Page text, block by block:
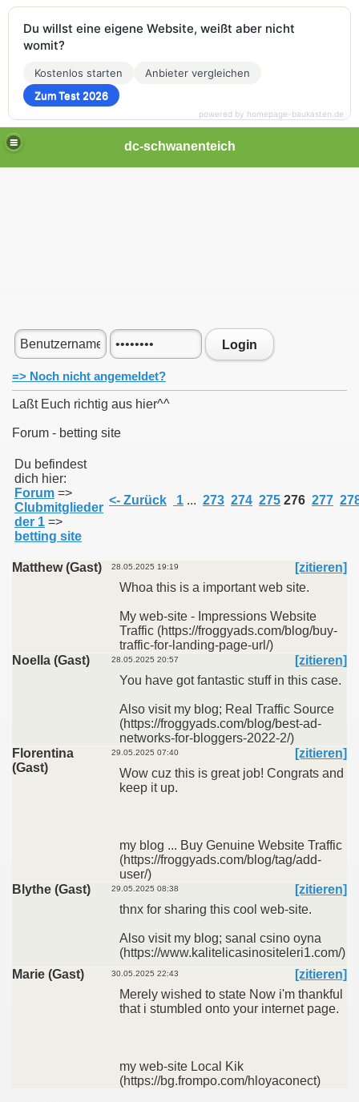
dc-schwanenteich
Login
=> Noch nicht angemeldet?
Laßt Euch richtig aus hier^^
Forum - betting site
Du befindest
dich hier:
Forum =>
Clubmitglieder
der 1 =>
betting site
<- Zurück 1 ... 273 274 275 276 277
Matthew (Gast) 28.05.2025 19:19
[zitieren]
Whoa this is a important web site.
My web-site - Impressions Website
Traffic (https://froggyads.com/blog/buy-
traffic-for-landing-page-url/)
Noella (Gast)
28.05.2025 20:57
[zitieren]
You have got fantastic stuff in this case.
Also visit my blog; Real Traffic Source
(https://froggyads.com/blog/best-ad-
networks-for-bloggers-2022-2/)
Florentina
(Gast)
29.05.2025 07:40
[zitieren]
Wow cuz this is great job! Congrats and
keep it up.
my blog ... Buy Genuine Website Traffic
(https://froggyads.com/blog/tag/add-
user/)
Blythe (Gast)
29.05.2025 08:38
[zitieren]
thnx for sharing this cool web-site.
Also visit my blog; sanal csino oyna
(https://www.kalitelicasinositeleri1.com/)
Marie (Gast)
30.05.2025 22:43
[zitieren]
Merely wished to state Now i'm thankful
that i stumbled onto your internet page.
my web-site Local Kik
(https://bg.frompo.com/hloyaconect)
Du willst eine eigene Website, weißt aber nicht
womit?
Kostenlos starten
Anbieter vergleichen
Zum Test 2026
powered by homepage-baukasten.de